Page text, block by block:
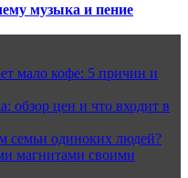
музыка и пение
мало кофе: 5 причин и
обзор цен и что входит в
семьи одиноких людей?
магнитами своими